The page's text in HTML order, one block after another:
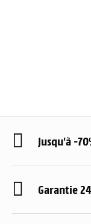
Jusqu'à -
Garantie